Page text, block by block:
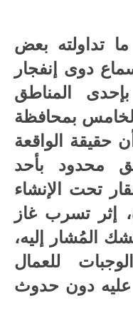
تداولته بعض
دوى إنفجار
المناطق
بمحافظة
حقيقة الواقعة
محدود بأحد
تحت الإنشاء
إثر تسرب غاز
المُشار إليه،
للعمال
دون حدوث